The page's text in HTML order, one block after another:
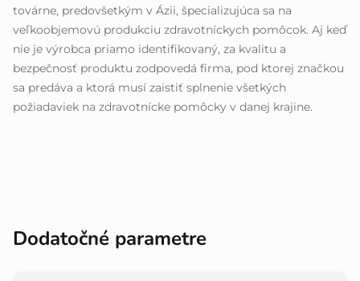
továrne, predovšetkým v Ázii, špecializujúca sa na
veľkoobjemovú produkciu zdravotníckych pomôcok. Aj keď
nie je výrobca priamo identifikovaný, za kvalitu a
bezpečnosť produktu zodpovedá firma, pod ktorej značkou
sa predáva a ktorá musí zaistiť splnenie všetkých
požiadaviek na zdravotnícke pomôcky v danej krajine.
Dodatočné parametre